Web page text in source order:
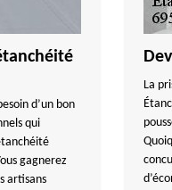
d’un bon
qui
gagnerez
artisans
La